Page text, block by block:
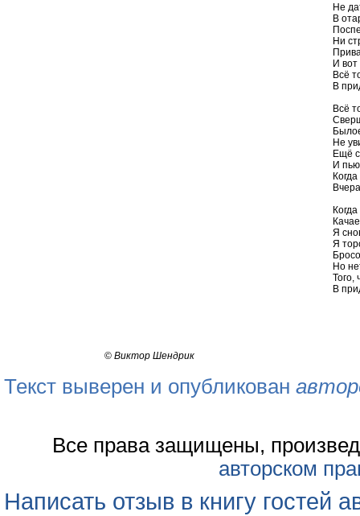
Не
В
Ни
И
Всё
В
Всё
Не
Ещё
И
Я
Я
Но
Того,
В
© Виктор Шендрик
Текст выверен и опубликован
Все права защищены,
авторском
Написать отзыв в книгу гостей